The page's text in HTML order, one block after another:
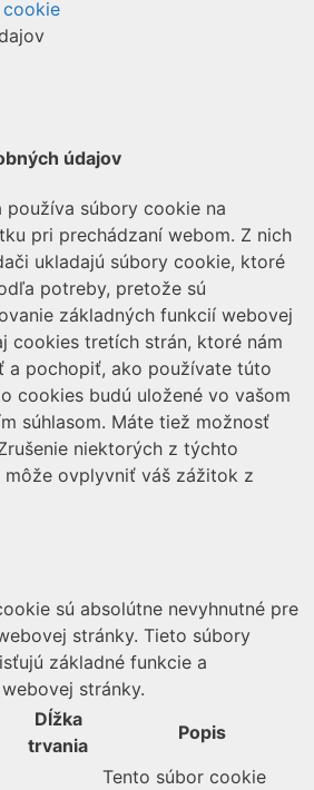
cookie
údajov
súbory cookie na
pri prechádzaní webom. Z nich
ukladajú súbory cookie, ktoré
potreby, pretože sú
základných funkcií webovej
cookies tretích strán, ktoré nám
a pochopiť, ako používate túto
cookies budú uložené vo vašom
súhlasom. Máte tiež možnosť
niektorých z týchto
ovplyvniť váš zážitok z
sú absolútne nevyhnutné pre
stránky. Tieto súbory
základné funkcie a
stránky.
Dĺžka
trvania
Popis
Tento súbor cookie